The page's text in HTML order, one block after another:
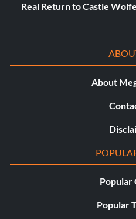
Real Return to Castle
About
Popular
Popular